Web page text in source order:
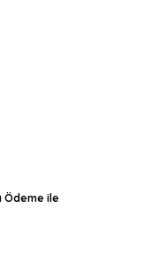
Ödeme ile